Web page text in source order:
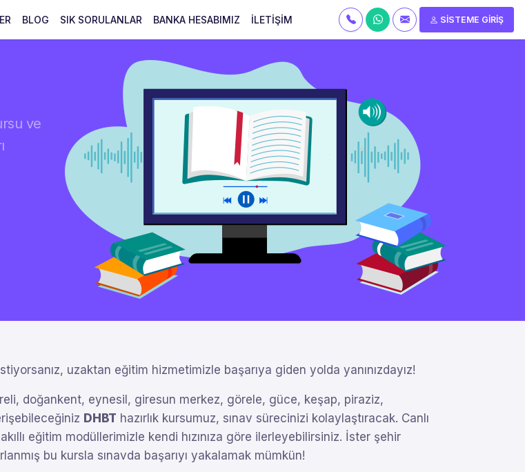
SİSTEME GİRİŞ
BLOG SIK SORULANLAR BANKA HESABIMIZ İLETİŞİM
ve
uzaktan eğitim hizmetimizle başarıya giden yolda yanınızdayız!
doğankent, eynesil, giresun merkez, görele, güce, keşap, piraziz,
DHBT hazırlık kursumuz, sınav sürecinizi kolaylaştıracak. Canlı
eğitim modüllerimizle kendi hızınıza göre ilerleyebilirsiniz. İster şehir
bu kursla sınavda başarıyı yakalamak mümkün!